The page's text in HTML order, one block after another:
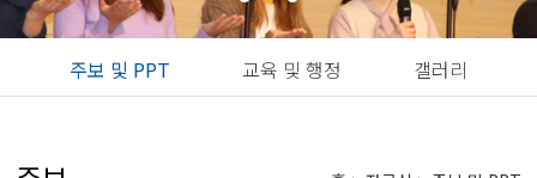
주보 및 PPT 교육 및 행정 갤러리